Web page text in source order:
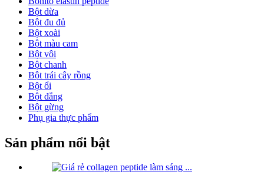
Bột dừa
Bột đu đủ
Bột xoài
Bột màu cam
Bột vôi
Bột chanh
Bột trái cây rồng
Bột ổi
Bột đắng
Bột gừng
Phụ gia thực phẩm
Sản phẩm nổi bật